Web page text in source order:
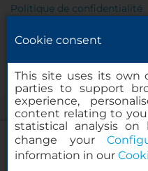
Politique de confidentialité
Cookie consent
This site uses its own
parties to support
experience,
content relating to
statistical analysis on
change your
information in our